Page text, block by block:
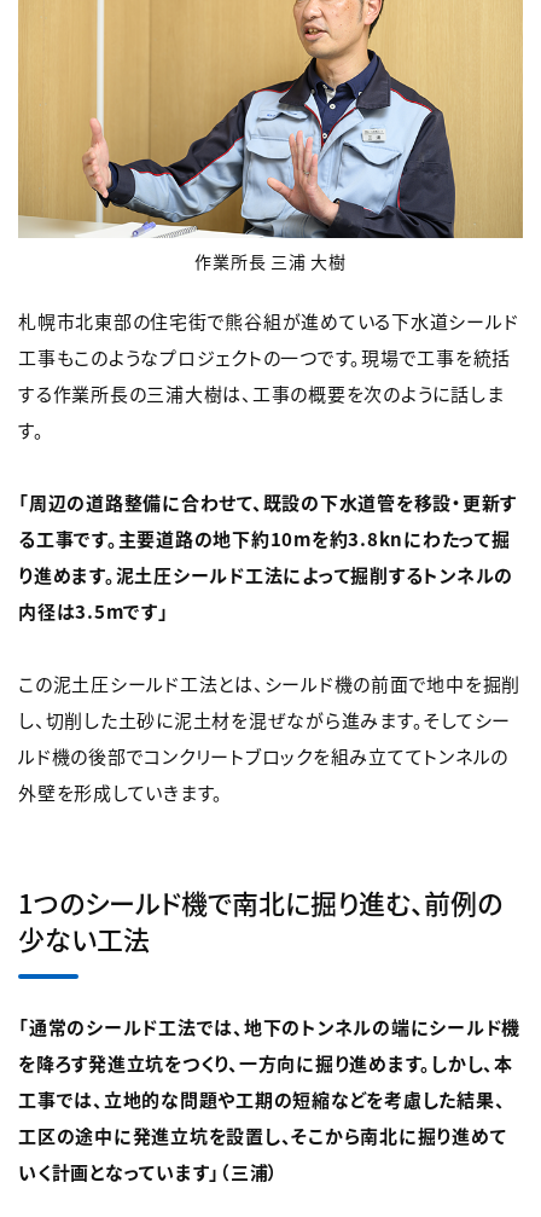
作業所長 三浦 大樹
札幌市北東部の住宅街で熊谷組が進めている下水道シールド
工事もこのようなプロジェクトの一つです。現場で工事を統括
する作業所長の三浦大樹は、工事の概要を次のように話しま
す。
「周辺の道路整備に合わせて、既設の下水道管を移設・更新す
る工事です。主要道路の地下約10mを約3.8knにわたって掘
り進めます。泥土圧シールド工法によって掘削するトンネルの
内径は3.5mです」
この泥土圧シールド工法とは、シールド機の前面で地中を掘削
し、切削した土砂に泥土材を混ぜながら進みます。そしてシー
ルド機の後部でコンクリートブロックを組み立ててトンネルの
外壁を形成していきます。
1つのシールド機で南北に掘り進む、前例の
少ない工法
「通常のシールド工法では、地下のトンネルの端にシールド機
を降ろす発進立坑をつくり、一方向に掘り進めます。しかし、本
工事では、立地的な問題や工期の短縮などを考慮した結果、
工区の途中に発進立坑を設置し、そこから南北に掘り進めて
いく計画となっています」（三浦）